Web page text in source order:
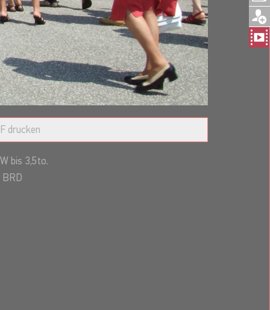
drucken
bis 3,5to.
BRD